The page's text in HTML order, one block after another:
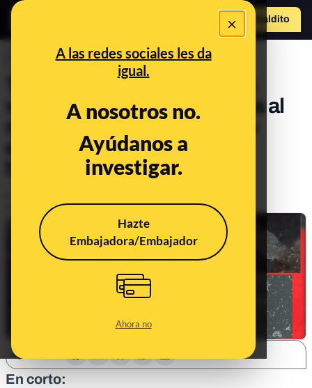
×
A las redes sociales les da
igual.
A nosotros no.
Ayúdanos a
investigar.
Hazte
Embajadora/Embajador
Ahora no
Hazte Maldito
PREBUNKING
Todo lo que está mal en los
vídeos de TikTok de comida al
microscopio óptico y cómo
debería usarse esta
herramienta
Actualizado elJun 3, 2024, 8:59:00 AM
En corto: